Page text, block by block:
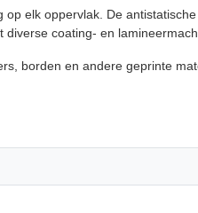
elk oppervlak. De
coating- en
borden en andere geprinte